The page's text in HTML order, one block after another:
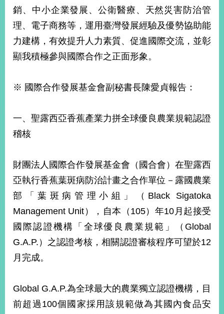
銷、中小企業發展、公衛醫療、天然災害防治管
理、電子商務等，運用臺灣發展經驗及優勢協助能
力建構，有效提升人力素質、促進國際交流，並彰
顯我積極參與國際合作之正面形象。
※ 國際合作發展基金會副秘書長陳愛貞報告：
一、聖露西亞香蕉產業力拼全球優良農業規範認證
稽核
財團法人國際合作發展基金會（國合會）在聖露西
亞執行香蕉葉斑病防治計畫之合作單位－露國農業
部「葉斑病管理小組」（Black Sigatoka
Management Unit），自本（105）年10月起接受
國際認證機構「全球優良農業規範」（Global
G.A.P.）之認證考核，相關認證審核程序可望於12
月完成。
Global G.A.P.為全球最大的農業獨立認證機構，目
前超過100個國家採用該規範做為其國內食品安